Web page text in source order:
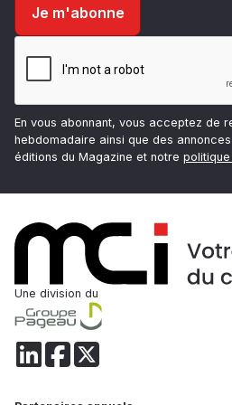
En vous abonnant, vous acceptez de
hebdomadaire ainsi que des
éditions du Magazine et notre
Une division du